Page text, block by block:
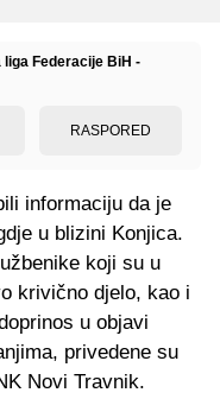
Federacije BiH -
RASPORED
informaciju da je
u blizini Konjica.
koji su u
krivično djelo, kao i
u objavi
privedene su
Novi Travnik.